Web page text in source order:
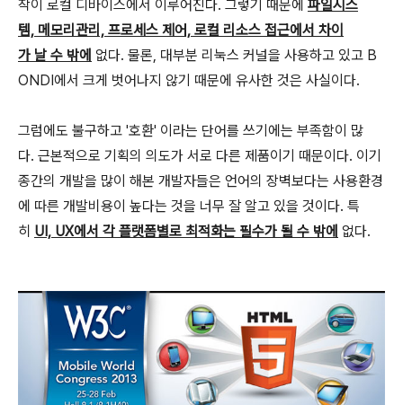
작이 로컬 디바이스에서 이루어진다. 그렇기 때문에 파일시스
템, 메모리관리, 프로세스 제어, 로컬 리소스 접근에서 차이
가 날 수 밖에 없다. 물론, 대부분 리눅스 커널을 사용하고 있고 B
ONDI에서 크게 벗어나지 않기 때문에 유사한 것은 사실이다.
그럼에도 불구하고 '호환' 이라는 단어를 쓰기에는 부족함이 많
다. 근본적으로 기획의 의도가 서로 다른 제품이기 때문이다. 이기
종간의 개발을 많이 해본 개발자들은 언어의 장벽보다는 사용환경
에 따른 개발비용이 높다는 것을 너무 잘 알고 있을 것이다. 특
히 UI, UX에서 각 플랫폼별로 최적화는 필수가 될 수 밖에 없다.